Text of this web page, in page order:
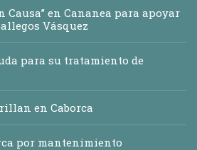
Causa” en Cananea para apoyar
Vásquez
para su tratamiento de
en Caborca
por mantenimiento